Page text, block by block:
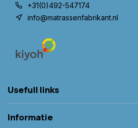
+31(0)492-547174
info@matrassenfabrikant.nl
Usefull links
Informatie